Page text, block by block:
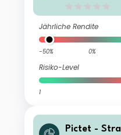
Jährliche Rendite
-50% 0%
Risiko-Level
1
Pictet -